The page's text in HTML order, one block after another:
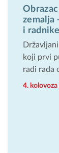
zemalja
i radnike
koji prvi
radi rada
4.